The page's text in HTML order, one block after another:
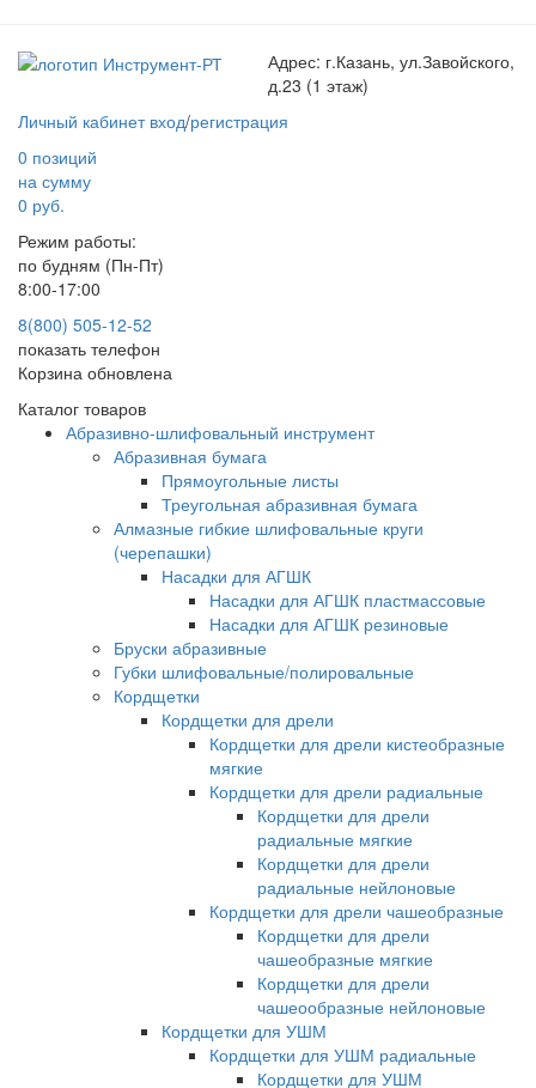
Адрес: г.Казань, ул.Завойского,
д.23 (1 этаж)
Личный кабинет вход/регистрация
0 позиций
на сумму
0 руб.
Режим работы:
по будням (Пн-Пт)
8:00-17:00
8(800) 505-12-52
показать телефон
Корзина обновлена
Каталог товаров
Абразивно-шлифовальный инструмент
Абразивная бумага
Прямоугольные листы
Треугольная абразивная бумага
Алмазные гибкие шлифовальные круги
(черепашки)
Насадки для АГШК
Насадки для АГШК пластмассовые
Насадки для АГШК резиновые
Бруски абразивные
Губки шлифовальные/полировальные
Кордщетки
Кордщетки для дрели
Кордщетки для дрели кистеобразные
мягкие
Кордщетки для дрели радиальные
Кордщетки для дрели
радиальные мягкие
Кордщетки для дрели
радиальные нейлоновые
Кордщетки для дрели чашеобразные
Кордщетки для дрели
чашеобразные мягкие
Кордщетки для дрели
чашеообразные нейлоновые
Кордщетки для УШМ
Кордщетки для УШМ радиальные
Кордщетки для УШМ